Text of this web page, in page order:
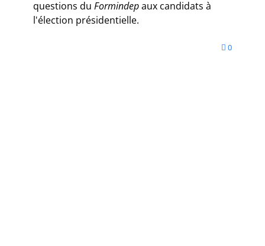
questions du Formindepaux candidats à
l'élection présidentielle.
0